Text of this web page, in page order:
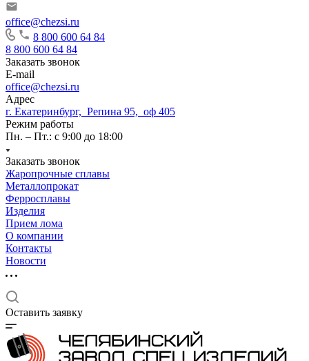
office@chezsi.ru
8 800 600 64 84
8 800 600 64 84
Заказать звонок
E-mail
office@chezsi.ru
Адрес
г. Екатеринбург, Репина 95, оф 405
Режим работы
Пн. – Пт.: с 9:00 до 18:00
Заказать звонок
Жаропрочные сплавы
Металлопрокат
Ферросплавы
Изделия
Прием лома
О компании
Контакты
Новости
Оставить заявку